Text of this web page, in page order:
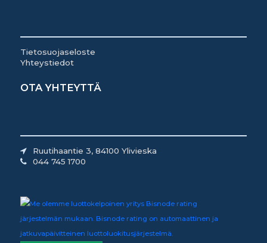
Tietosuojaseloste
Yhteystiedot
OTA YHTEYTTÄ
Ruutihaantie 3, 84100 Ylivieska
044 745 1700